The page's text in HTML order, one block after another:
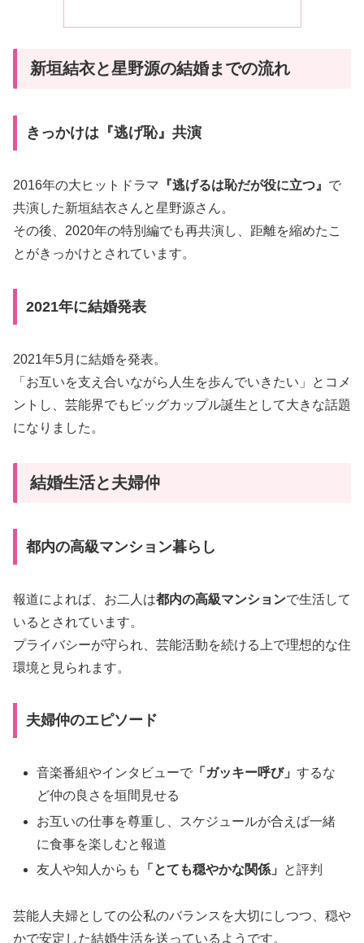
新垣結衣と星野源の結婚までの流れ
きっかけは『逃げ恥』共演
2016年の大ヒットドラマ 『逃げるは恥だが役に立つ』 で
共演した新垣結衣さんと星野源さん。
その後、2020年の特別編でも再共演し、距離を縮めたこ
とがきっかけとされています。
2021年に結婚発表
2021年5月に結婚を発表。
「お互いを支え合いながら人生を歩んでいきたい」とコメ
ントし、芸能界でもビッグカップル誕生として大きな話題
になりました。
結婚生活と夫婦仲
都内の高級マンション暮らし
報道によれば、お二人は都内の高級マンションで生活して
いるとされています。
プライバシーが守られ、芸能活動を続ける上で理想的な住
環境と見られます。
夫婦仲のエピソード
音楽番組やインタビューで 「ガッキー呼び」するな
ど仲の良さを垣間見せる
お互いの仕事を尊重し、スケジュールが合えば一緒
に食事を楽しむと報道
友人や知人からも
「とても穏やかな関係」 と評判
芸能人夫婦としての公私のバランスを大切にしつつ、穏や
かで安定した結婚生活を送っているようです。